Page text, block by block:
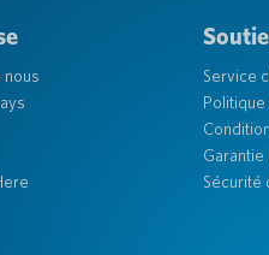
Service
Garantie
Sécurité